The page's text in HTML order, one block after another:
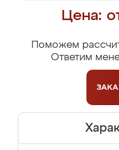
Цена:
Поможем
Ответим